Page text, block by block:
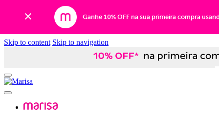
Ganhe 10% OFF na sua primeira compra
Skip to content Skip to navigation